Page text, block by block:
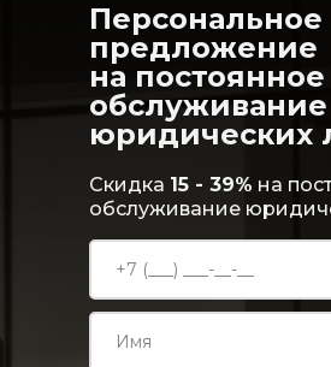
Персональное
предложение
на постоянное
обслуживание
юридических
Скидка 15 - 39% на
обслуживание